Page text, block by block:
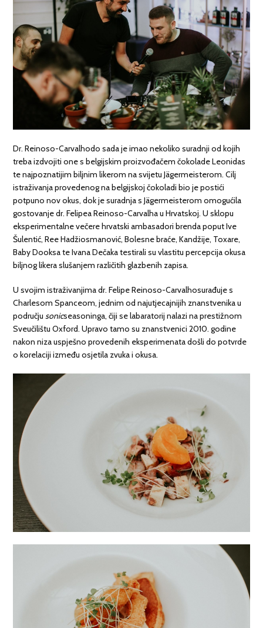
Dr. Reinoso-Carvalhodo sada je imao nekoliko suradnji od kojih
treba izdvojiti one s belgijskim proizvođačem čokolade Leonidas
te najpoznatijim biljnim likerom na svijetu Jägermeisterom. Cilj
istraživanja provedenog na belgijskoj čokoladi bio je postići
potpuno nov okus, dok je suradnja s Jägermeisterom omogućila
gostovanje dr. Felipea Reinoso-Carvalha u Hrvatskoj. U sklopu
eksperimentalne večere hrvatski ambasadori brenda poput Ive
Šulentić, Ree Hadžiosmanović, Bolesne braće, Kandžije, Toxare,
Baby Dooksa te Ivana Dečaka testirali su vlastitu percepcija okusa
biljnog likera slušanjem različitih glazbenih zapisa.
U svojim istraživanjima dr. Felipe Reinoso-Carvalhosurađuje s
Charlesom Spanceom, jednim od najutjecajnijih znanstvenika u
područjusonicseasoninga, čiji se labaratorij nalazi na prestižnom
Sveučilištu Oxford. Upravo tamo su znanstvenici 2010. godine
nakon niza uspješno provedenih eksperimenata došli do potvrde
o korelaciji između osjetila zvuka i okusa.